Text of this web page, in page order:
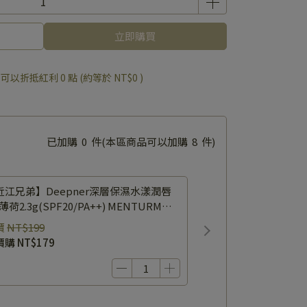
立即購買
以折抵紅利 0 點 (約等於 NT$0 )
已加購 0 件(本區商品可以加購 8 件)
江兄弟】Deepner深層保濕水漾潤唇
荷2.3g(SPF20/PA++) MENTURM
LIP MENTHOL UV
NT$199
購NT$179